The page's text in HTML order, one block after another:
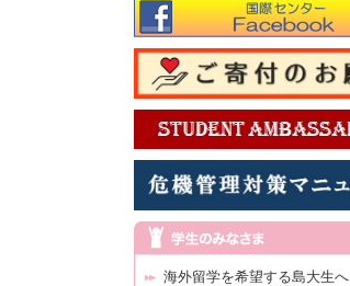
海外留学を希望する島大生へ